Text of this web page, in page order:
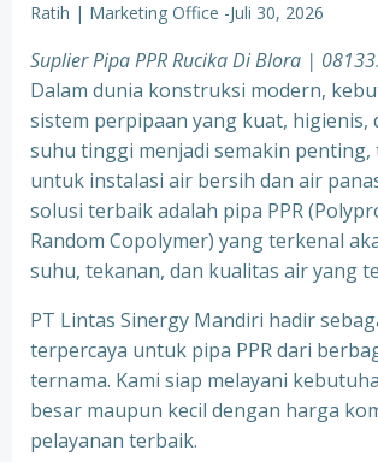
Ratih | Marketing Office -Juli 30, 2026
Suplier Pipa PPR Rucika Di Blora |
Dalam dunia konstruksi modern,
sistem perpipaan yang kuat, higienis,
suhu tinggi menjadi semakin penting,
untuk instalasi air bersih dan air
solusi terbaik adalah pipa PPR
Random Copolymer) yang terkenal
suhu, tekanan, dan kualitas air yang
PT Lintas Sinergy Mandiri hadir
terpercaya untuk pipa PPR dari
ternama. Kami siap melayani
besar maupun kecil dengan harga
pelayanan terbaik.